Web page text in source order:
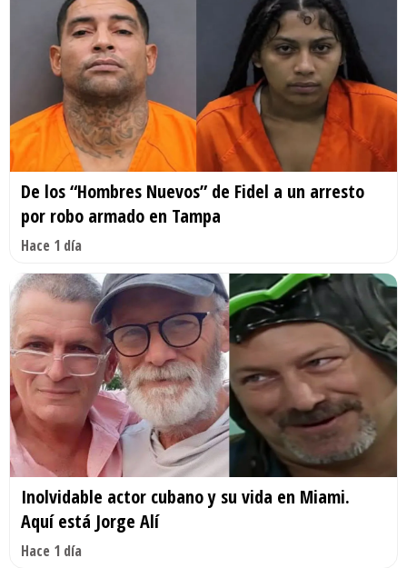
De los “Hombres Nuevos” de Fidel a un arresto
por robo armado en Tampa
Hace 1 día
Inolvidable actor cubano y su vida en Miami.
Aquí está Jorge Alí
Hace 1 día